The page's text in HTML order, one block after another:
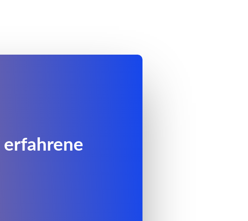
erfahrene